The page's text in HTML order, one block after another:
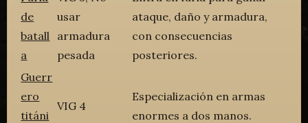
de
batall
a
usar
armadura
pesada
ataque, daño y armadura,
con consecuencias
posteriores.
Guerr
ero
titáni
VIG 4
Especialización en armas
enormes a dos manos.